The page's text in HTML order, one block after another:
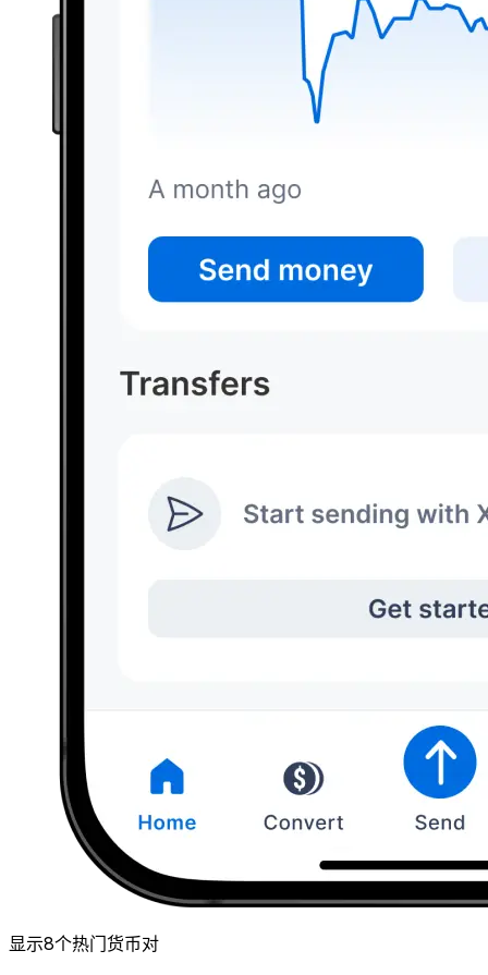
显示8个热门货币对